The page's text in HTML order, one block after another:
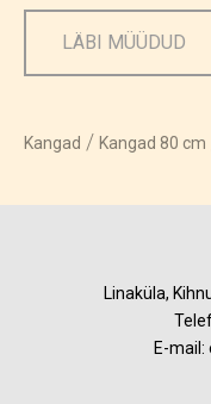
LÄBI MÜÜDUD
Kangad / Kangad 80 cm
Linaküla,
E-